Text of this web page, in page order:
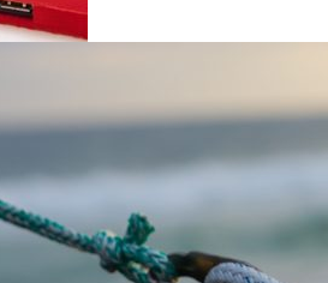
du passé, la bioimpression de peau